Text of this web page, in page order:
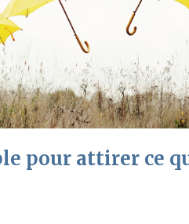
pour attirer ce